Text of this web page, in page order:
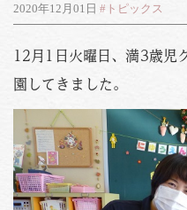
よくある質問
文理だより
お知らせ
PHOTO
お問い合
2020年12月01日 #トピックス
12月1日火曜日、満3歳児
園してきました。